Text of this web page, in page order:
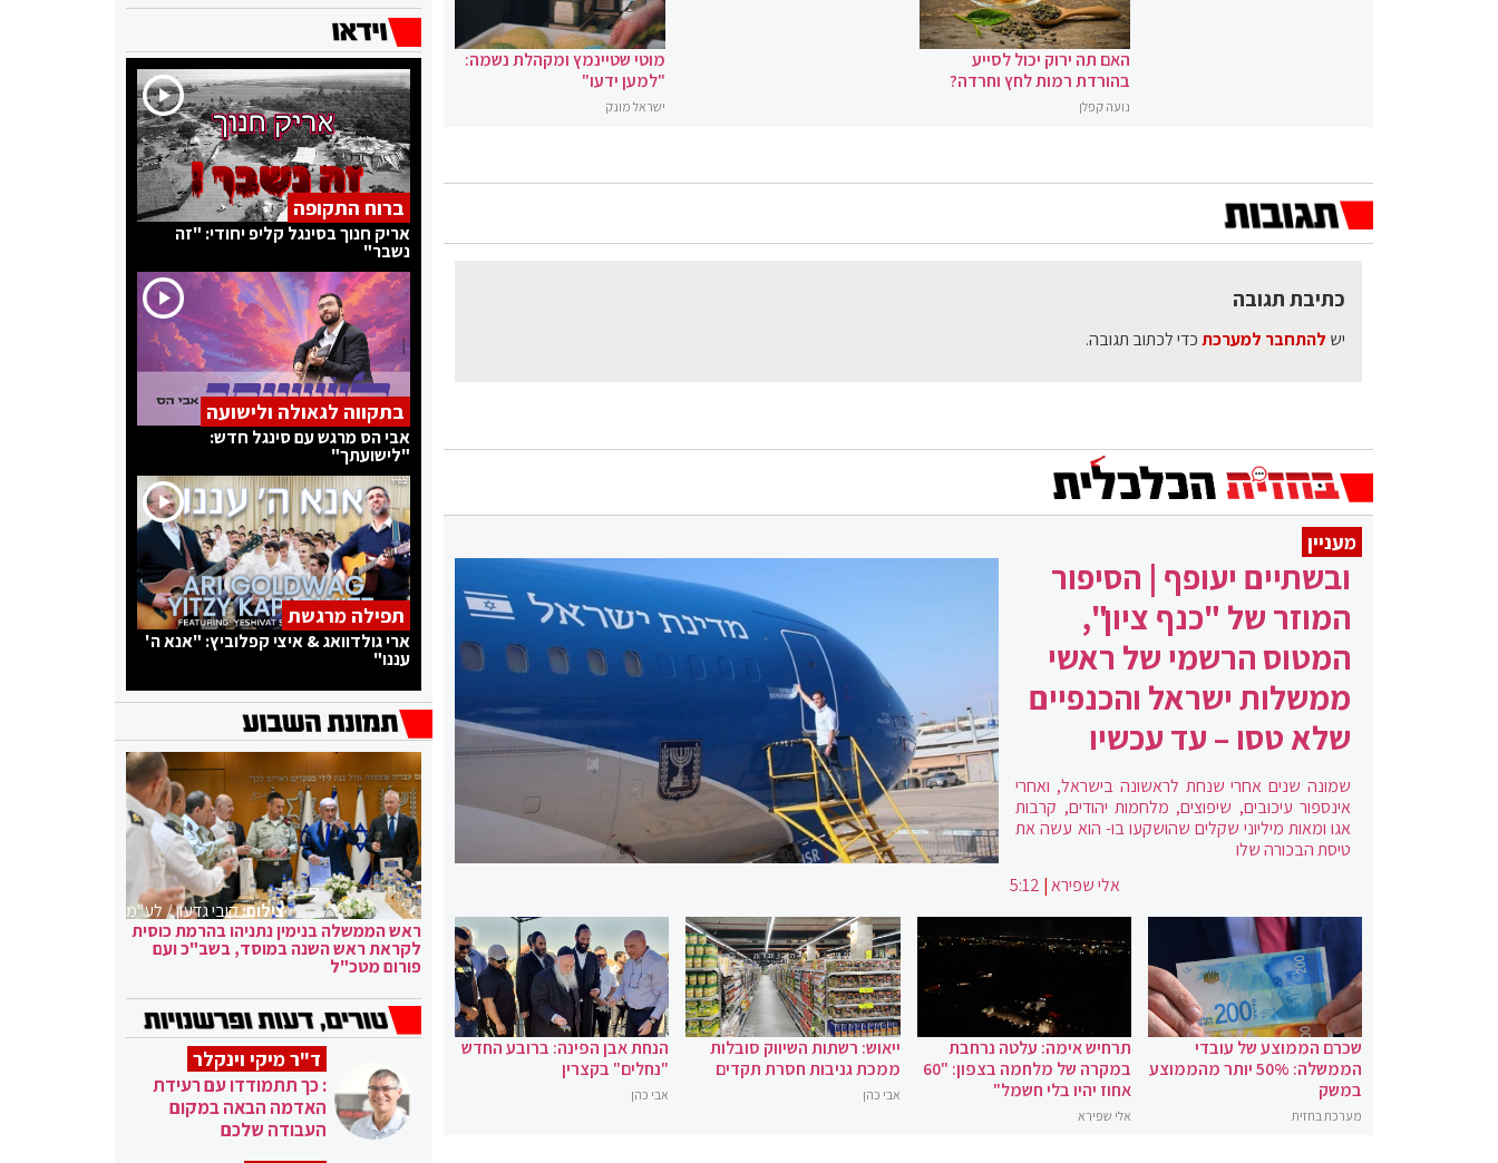
האם תה ירוק יכול לסייע
בהורדת רמות לחץ וחרדה?
נועה קפלן
מוטי שטיינמץ ומקהלת נשמה:
"למען ידעו"
ישראל מונק
כתיבת תגובה
יש להתחבר למערכתכדי לכתוב תגובה.
מעניין
ובשתיים יעופף | הסיפור
המוזר של "כנף ציון",
המטוס הרשמי של ראשי
ממשלות ישראל והכנפיים
שלא טסו – עד עכשיו
שמונה שנים אחרי שנחת לראשונה בישראל, ואחרי
אינספור עיכובים, שיפוצים, מלחמות יהודים, קרבות
אגו ומאות מיליוני שקלים שהושקעו בו- הוא עשה את
טיסת הבכורה שלו
אלי שפירא|
5:12
שכרם הממוצע של עובדי
הממשלה: 50% יותר מהממוצע
במשק
מערכת בחזית
תרחיש אימה: עלטה נרחבת
במקרה של מלחמה בצפון: "60
אחוז יהיו בלי חשמל"
אלי שפירא
ייאוש: רשתות השיווק סובלות
ממכת גניבות חסרת תקדים
אבי כהן
הנחת אבן הפינה: ברובע החדש
"נחלים" בקצרין
אבי כהן
ברוח התקופה
אריק חנוך בסינגל קליפ יחודי: "זה
נשבר"
בתקווה לגאולה ולישועה
אבי הס מרגש עם סינגל חדש:
"לישועתך"
תפילה מרגשת
ארי גולדוואג & איצי קפלוביץ: "אנא ה'
עננו"
צילום:קובי גדעון / לע"מ
ראש הממשלה בנימין נתניהו בהרמת כוסית
לקראת ראש השנה במוסד, בשב"כ ועם
פורום מטכ"ל
ד"ר מיקי וינקלר
: כך תתמודדו עם רעידת
האדמה הבאה במקום
העבודה שלכם